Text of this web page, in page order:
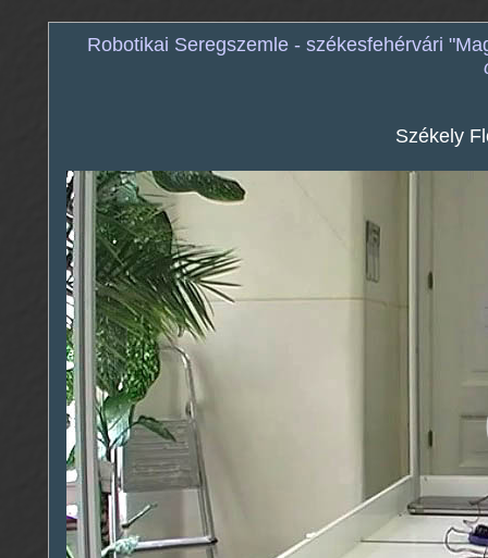
Robotikai Seregszemle - székesfehérvári
Székely